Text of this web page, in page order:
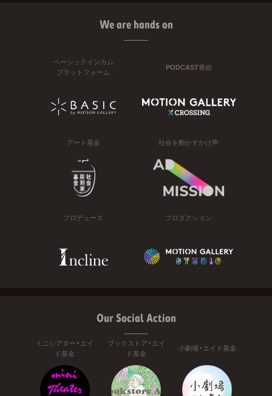
We are hands on
ベーシックインカム
プラットフォーム
PODCAST番組
アート基金 社会を動かすかけ声
プロデュース プロダクション
Our Social Action
ミニシアター・エイ
ド基金
ブックストア・エイ
ド基金
小劇場・エイド基金